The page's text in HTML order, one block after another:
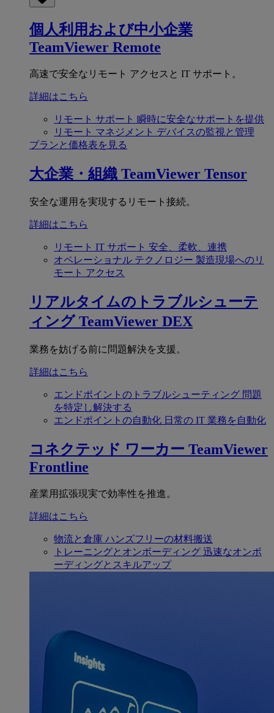
個人利用および中小企業
TeamViewer Remote
高速で安全なリモート アクセスと IT サポート。
詳細はこちら
リモート サポート 瞬時に安全なサポートを提供
リモート マネジメント デバイスの監視と管理
プランと価格表を見る
大企業・組織 TeamViewer Tensor
安全な運用を実現するリモート接続。
詳細はこちら
リモート IT サポート 安全、柔軟、連携
オペレーショナル テクノロジー 製造現場へのリ
モート アクセス
リアルタイムのトラブルシューテ
ィング TeamViewer DEX
業務を妨げる前に問題解決を支援。
詳細はこちら
エンドポイントのトラブルシューティング 問題
を特定し解決する
エンドポイントの自動化 日常の IT 業務を自動化
コネクテッド ワーカー TeamViewer
Frontline
産業用拡張現実で効率性を推進。
詳細はこちら
物流と倉庫 ハンズフリーの材料搬送
トレーニングとオンボーディング 迅速なオンボ
ーディングとスキルアップ